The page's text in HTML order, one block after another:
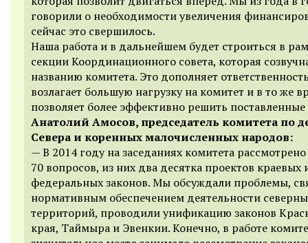
говорили о необходимости увеличения
сейчас это свершилось.
Наша работа и в дальнейшем будет строиться в
секции Координационного совета, которая
названию комитета. Это дополняет
возлагает большую нагрузку на комитет и в то же
позволяет более эффективно решить поставленные
Анатолий Амосов, председатель комитета по
Севера и коренных малочисленных народов:
— В 2014 году на заседаниях комитета
70 вопросов, из них два десятка проектов краевых
федеральных законов. Мы обсуждали проблемы,
нормативным обеспечением деятельности
территорий, проводили унификацию законов
края, Таймыра и Эвенкии. Конечно, в работе